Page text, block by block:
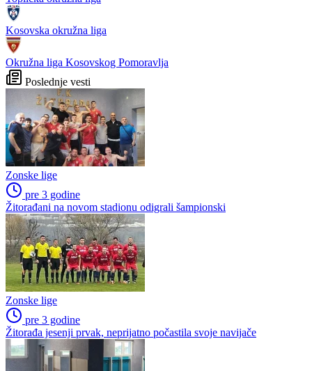
Kosovska okružna liga
Okružna liga Kosovskog Pomoravlja
Poslednje vesti
Zonske lige
pre 3 godine
Žitorađani na novom stadionu odigrali šampionski
Zonske lige
pre 3 godine
Žitorađa jesenji prvak, neprijatno počastila svoje navijače